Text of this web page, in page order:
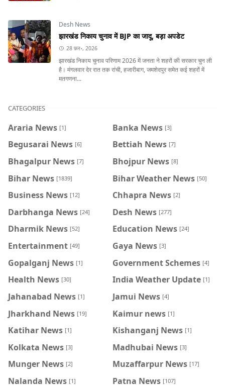
Desh News
झारखंड निकाय चुनाव में BJP का जादू, बड़ा अपडेट
28 फ़र॰, 2026
झारखंड निकाय चुनाव परिणाम 2026 में जनता ने शहरों की सरकार चुन ली
है। मंगलवार देर रात तक रांची, हजारीबाग, जमशेदपुर समेत कई शहरों में
मतगणना...
CATEGORIES
Araria News [1] Banka News [3]
Begusarai News [6] Bettiah News [7]
Bhagalpur News [7] Bhojpur News [8]
Bihar News [1839] Bihar Weather News [50]
Business News [12] Chhapra News [2]
Darbhanga News [24] Desh News [277]
Dharmik News [52] Education News [24]
Entertainment [49] Gaya News [3]
Gopalganj News [1] Government Schemes [4]
Health News [30] India Weather Update [1]
Jahanabad News [1] Jamui News [4]
Jharkhand News [19] Kaimur news [1]
Katihar News [1] Kishanganj News [1]
Kolkata News [3] Madhubai News [3]
Munger News [2] Muzaffarpur News [17]
Nalanda News [1] Patna News [107]